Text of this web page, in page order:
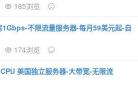
185浏览
不限流量服务器-每月59美元起-自
174浏览
美国独立服务器-大带宽-无限流